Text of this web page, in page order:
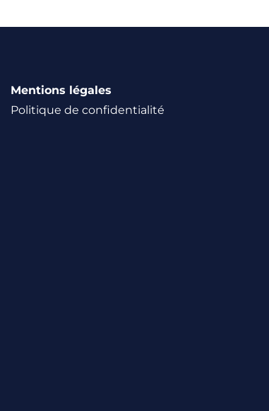
Mentions légales
Politique de confidentialité